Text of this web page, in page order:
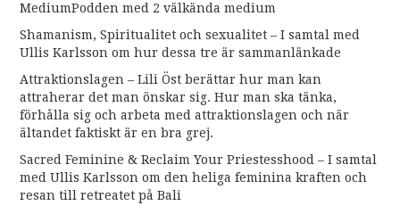
MediumPodden med 2 välkända medium
Shamanism, Spiritualitet och sexualitet – I samtal med
Ullis Karlsson om hur dessa tre är sammanlänkade
Attraktionslagen – Lili Öst berättar hur man kan
attraherar det man önskar sig. Hur man ska tänka,
förhålla sig och arbeta med attraktionslagen och när
ältandet faktiskt är en bra grej.
Sacred Feminine & Reclaim Your Priestesshood – I samtal
med Ullis Karlsson om den heliga feminina kraften och
resan till retreatet på Bali